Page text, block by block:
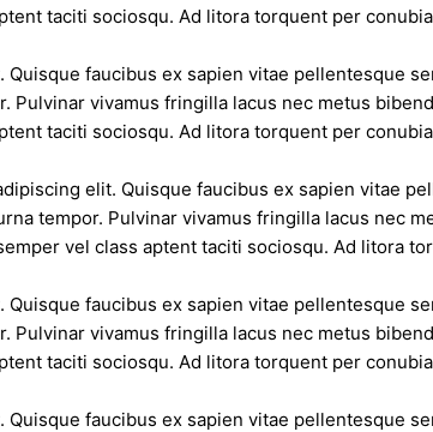
taciti sociosqu. Ad litora torquent per
faucibus ex sapien vitae pellentesque
Pulvinar vivamus fringilla lacus nec metus
taciti sociosqu. Ad litora torquent per
elit. Quisque faucibus ex sapien vitae
tempor. Pulvinar vivamus fringilla lacus nec
vel class aptent taciti sociosqu. Ad litora
faucibus ex sapien vitae pellentesque
Pulvinar vivamus fringilla lacus nec metus
taciti sociosqu. Ad litora torquent per
faucibus ex sapien vitae pellentesque